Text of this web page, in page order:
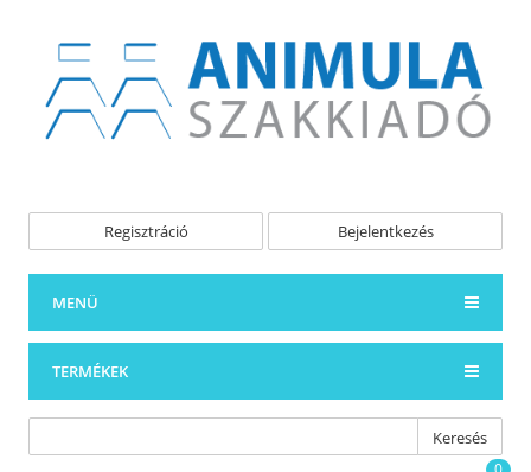
Regisztráció Bejelentkezés
MENÜ
TERMÉKEK
Keresés